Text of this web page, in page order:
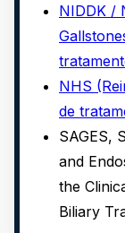
NIDDK /
NHS
de
SAGES,
and
the
Biliary